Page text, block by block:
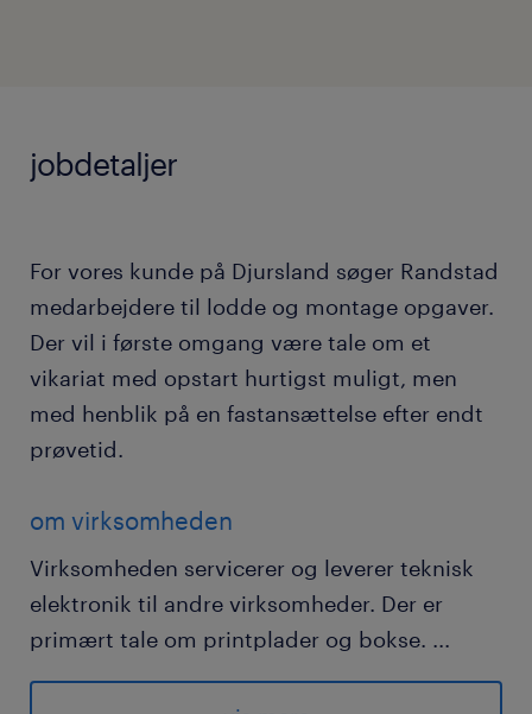
jobdetaljer
For vores kunde på Djursland søger Randstad
medarbejdere til lodde og montage opgaver.
Der vil i første omgang være tale om et
vikariat med opstart hurtigst muligt, men
med henblik på en fastansættelse efter endt
prøvetid.
om virksomheden
Virksomheden servicerer og leverer teknisk
elektronik til andre virksomheder. Der er
primært tale om printplader og bokse. ...